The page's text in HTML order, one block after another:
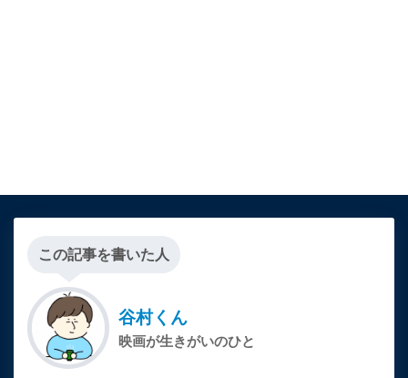
この記事を書いた人
谷村くん
映画が生きがいのひと